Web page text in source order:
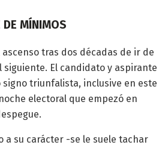
DE MÍNIMOS
tras dos décadas de ir de
siguiente. El candidato y aspirante
triunfalista, inclusive en este
electoral que empezó en
a su carácter -se le suele tachar